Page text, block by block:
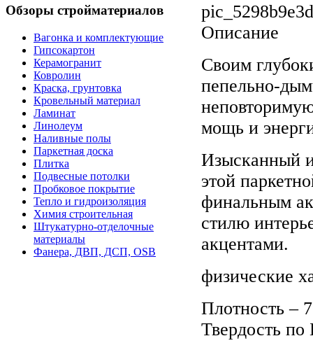
Обзоры стройматериалов
Вагонка и комплектующие
Гипсокартон
Керамогранит
Ковролин
Краска, грунтовка
Кровельный материал
Ламинат
Линолеум
Наливные полы
Паркетная доска
Плитка
Подвесные потолки
Пробковое покрытие
Тепло и гидроизоляция
Химия строительная
Штукатурно-отделочные
материалы
Фанера, ДВП, ДСП, OSB
Описание
Своим
пепельно-
мощь и
Изысканный
этой
финальным
стилю
акцентами.
физические
Плотность –
Твердость